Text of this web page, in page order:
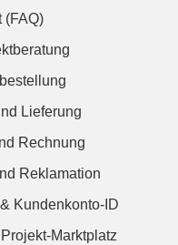
(FAQ)
Lieferung
Rechnung
Reklamation
Kundenkonto-ID
Marktplatz